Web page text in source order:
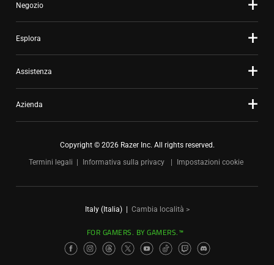
Negozio
Esplora
Assistenza
Azienda
Copyright © 2026 Razer Inc. All rights reserved.
Termini legali
Informativa sulla privacy Impostazioni cookie
Italy (Italia)| Cambia località >
FOR GAMERS. BY GAMERS.™